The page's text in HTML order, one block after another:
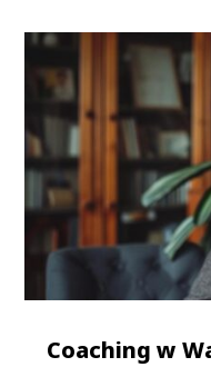
Coaching w